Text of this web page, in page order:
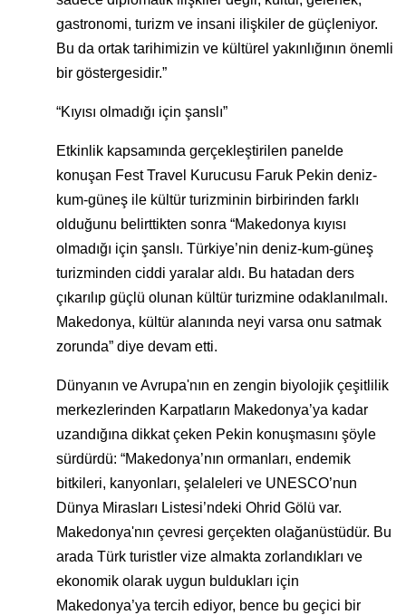
gastronomi, turizm ve insani ilişkiler de güçleniyor.
Bu da ortak tarihimizin ve kültürel yakınlığının önemli
bir göstergesidir.”
“Kıyısı olmadığı için şanslı”
Etkinlik kapsamında gerçekleştirilen panelde
konuşan Fest Travel Kurucusu Faruk Pekin deniz-
kum-güneş ile kültür turizminin birbirinden farklı
olduğunu belirttikten sonra “Makedonya kıyısı
olmadığı için şanslı. Türkiye’nin deniz-kum-güneş
turizminden ciddi yaralar aldı. Bu hatadan ders
çıkarılıp güçlü olunan kültür turizmine odaklanılmalı.
Makedonya, kültür alanında neyi varsa onu satmak
zorunda” diye devam etti.
Dünyanın ve Avrupa'nın en zengin biyolojik çeşitlilik
merkezlerinden Karpatların Makedonya’ya kadar
uzandığına dikkat çeken Pekin konuşmasını şöyle
sürdürdü: “Makedonya’nın ormanları, endemik
bitkileri, kanyonları, şelaleleri ve UNESCO’nun
Dünya Mirasları Listesi’ndeki Ohrid Gölü var.
Makedonya'nın çevresi gerçekten olağanüstüdür. Bu
arada Türk turistler vize almakta zorlandıkları ve
ekonomik olarak uygun buldukları için
Makedonya’ya tercih ediyor, bence bu geçici bir